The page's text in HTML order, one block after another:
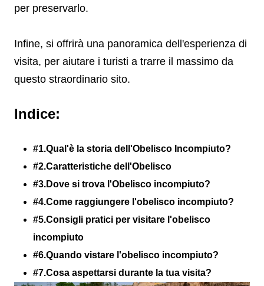
per preservarlo.
Infine, si offrirà una panoramica dell'esperienza di
visita, per aiutare i turisti a trarre il massimo da
questo straordinario sito.
Indice:
#1.Qual'è la storia dell'Obelisco Incompiuto?
#2.Caratteristiche dell'Obelisco
#3.Dove si trova l'Obelisco incompiuto?
#4.Come raggiungere l'obelisco incompiuto?
#5.Consigli pratici per visitare l'obelisco
incompiuto
#6.Quando vistare l'obelisco incompiuto?
#7.Cosa aspettarsi durante la tua visita?